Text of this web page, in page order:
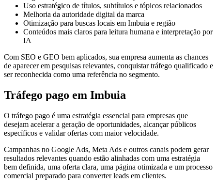
Uso estratégico de títulos, subtítulos e tópicos relacionados
Melhoria da autoridade digital da marca
Otimização para buscas locais em Imbuia e região
Conteúdos mais claros para leitura humana e interpretação por
IA
Com SEO e GEO bem aplicados, sua empresa aumenta as chances
de aparecer em pesquisas relevantes, conquistar tráfego qualificado e
ser reconhecida como uma referência no segmento.
Tráfego pago em Imbuia
O tráfego pago é uma estratégia essencial para empresas que
desejam acelerar a geração de oportunidades, alcançar públicos
específicos e validar ofertas com maior velocidade.
Campanhas no Google Ads, Meta Ads e outros canais podem gerar
resultados relevantes quando estão alinhadas com uma estratégia
bem definida, uma oferta clara, uma página otimizada e um processo
comercial preparado para converter leads em clientes.